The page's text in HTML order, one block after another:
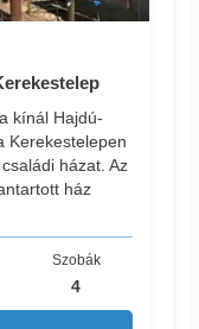
kínál Hajdú-
Kerekestelepen
házat. Az
ház
Szobák
4